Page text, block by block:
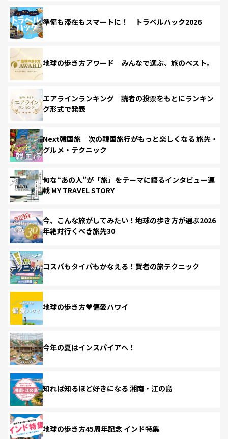
準備も滞在もスマートに！ トラベルハック2026
地球の歩き方アワード みんなで選ぶ、旅のベスト。
エアラインランキング 読者の投票をもとにランキン
グ形式で発表
Next韓国旅 次の韓国旅行がもっと楽しくなる 旅先・
グルメ・テクニック
旬な“あの人”が「旅」をテーマに語るインタビュー連
載 MY TRAVEL STORY
今、こんな旅がしてみたい！地球の歩き方が選ぶ2026
年絶対行くべき旅先30
コスパもタイパもかなえる！賢者の旅テクニック
地球の歩き方♥偏愛ハワイ
今年の夏はインスパイアへ！
知れば知るほど好きになる 湘南・江の島
地球の歩き方45周年記念 インド特集